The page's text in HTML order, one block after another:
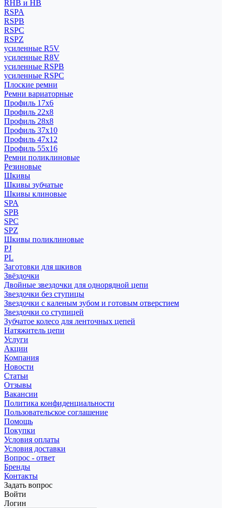
RHB и HB
RSPA
RSPB
RSPC
RSPZ
усиленные R5V
усиленные R8V
усиленные RSPB
усиленные RSPC
Плоские ремни
Ремни вариаторные
Профиль 17x6
Профиль 22x8
Профиль 28x8
Профиль 37x10
Профиль 47x12
Профиль 55x16
Ремни поликлиновые
Резиновые
Шкивы
Шкивы зубчатые
Шкивы клиновые
SPA
SPB
SPC
SPZ
Шкивы поликлиновые
PJ
PL
Заготовки для шкивов
Звёздочки
Двойные звездочки для однорядной цепи
Звездочки без ступицы
Звездочки с каленым зубом и готовым отверстием
Звездочки со ступицей
Зубчатое колесо для ленточных цепей
Натяжитель цепи
Услуги
Акции
Компания
Новости
Статьи
Отзывы
Вакансии
Политика конфиденциальности
Пользовательское соглашение
Помощь
Покупки
Условия оплаты
Условия доставки
Вопрос - ответ
Бренды
Контакты
Задать вопрос
Войти
Логин